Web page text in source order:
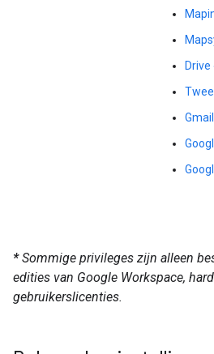
Gmail
*Sommige privileges zijn alleen
edities van Google Workspace,
gebruikerslicenties.